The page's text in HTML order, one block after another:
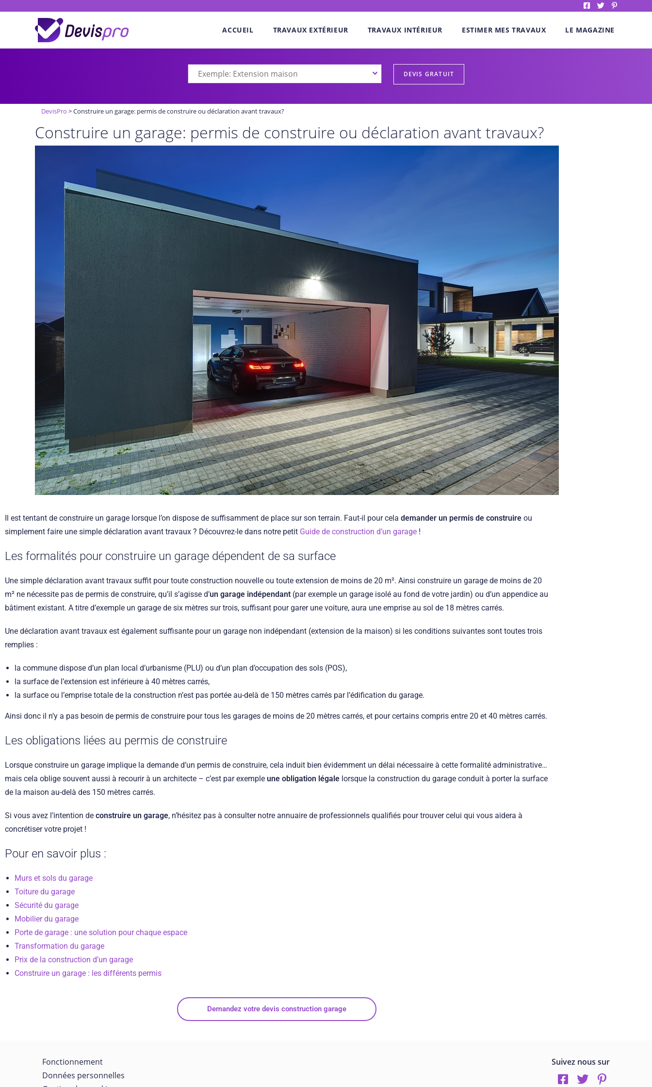
ACCUEIL TRAVAUX EXTÉRIEUR TRAVAUX INTÉRIEUR ESTIMER MES TRAVAUX LE MAGAZINE
DevisPro >Construire un garage: permis de construire ou déclaration avant travaux?
Construire un garage: permis de construire ou déclaration avant travaux?
Il est tentant de construire un garage lorsque l’on dispose de suffisamment de place sur son terrain. Faut-il pour cela demander un permis de construire ou
simplement faire une simple déclaration avant travaux ? Découvrez-le dans notre petit Guide de construction d’un garage !
Les formalités pour construire un garage dépendent de sa surface
Une simple déclaration avant travaux suffit pour toute construction nouvelle ou toute extension de moins de 20 m². Ainsi construire un garage de moins de 20
m² ne nécessite pas de permis de construire, qu’il s’agisse d’un garage indépendant (par exemple un garage isolé au fond de votre jardin) ou d’un appendice au
bâtiment existant. A titre d’exemple un garage de six mètres sur trois, suffisant pour garer une voiture, aura une emprise au sol de 18 mètres carrés.
Une déclaration avant travaux est également suffisante pour un garage non indépendant (extension de la maison) si les conditions suivantes sont toutes trois
remplies :
la commune dispose d’un plan local d’urbanisme (PLU) ou d’un plan d’occupation des sols (POS),
la surface de l’extension est inférieure à 40 mètres carrés,
la surface ou l’emprise totale de la construction n’est pas portée au-delà de 150 mètres carrés par l’édification du garage.
Ainsi donc il n’y a pas besoin de permis de construire pour tous les garages de moins de 20 mètres carrés, et pour certains compris entre 20 et 40 mètres carrés.
Les obligations liées au permis de construire
Lorsque construire un garage implique la demande d’un permis de construire, cela induit bien évidemment un délai nécessaire à cette formalité administrative…
mais cela oblige souvent aussi à recourir à un architecte – c’est par exemple une obligation légale lorsque la construction du garage conduit à porter la surface
de la maison au-delà des 150 mètres carrés.
Si vous avez l’intention de construire un garage, n’hésitez pas à consulter notre annuaire de professionnels qualifiés pour trouver celui qui vous aidera à
concrétiser votre projet !
Pour en savoir plus :
Murs et sols du garage
Toiture du garage
Sécurité du garage
Mobilier du garage
Porte de garage : une solution pour chaque espace
Transformation du garage
Prix de la construction d’un garage
Construire un garage : les différents permis
Demandez votre devis construction garage
Fonctionnement
Données personnelles
Suivez nous sur